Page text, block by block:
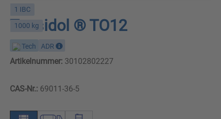
1 IBC
1000 kg
Tensidol ® TO12
Tech ADR
Artikelnummer: 30102802227
CAS-Nr.: 69011-36-5